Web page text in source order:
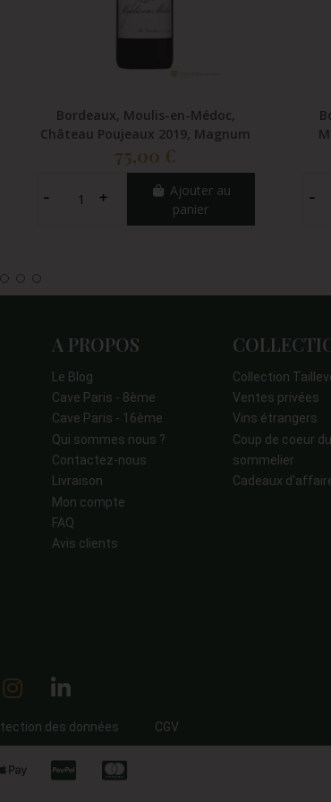
Bordeaux, Moulis-en-Médoc,
Château Poujeaux 2019, Magnum
75,00 €
Ajouter au
panier
A PROPOS
Le Blog
Cave Paris - 8ème
Cave Paris - 16ème
Qui sommes nous ?
Contactez-nous
Livraison
Mon compte
FAQ
Avis clients
Collection
Ventes privées
Vins étrangers
Coup de coeur du
sommelier
Cadeaux
des données CGV